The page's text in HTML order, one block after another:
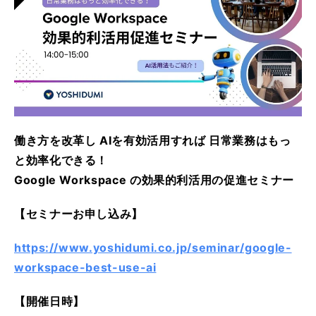
働き方を改革し AIを有効活用すれば 日常業務はもっ
と効率化できる！
Google Workspace の効果的利活用の促進セミナー
【セミナーお申し込み】
https://www.yoshidumi.co.jp/seminar/google-
workspace-best-use-ai
【開催日時】